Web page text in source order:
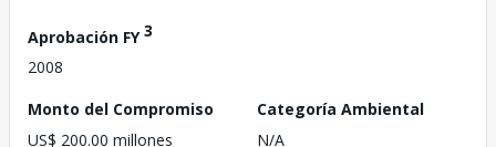
Aprobación FY3
2008
Monto del Compromiso
US$ 200.00 millones
Categoría Ambiental
N/A